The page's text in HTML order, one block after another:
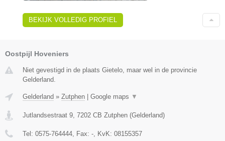
BEKIJK VOLLEDIG PROFIEL
Oostpijl Hoveniers
Niet gevestigd in de plaats Gietelo, maar wel in de provincie
Gelderland.
Gelderland » Zutphen Google maps ▼
Jutlandsestraat 9 7202 CB Zutphen (Gelderland)
Tel: 0575-764444 , Fax: - , KvK: 08155357